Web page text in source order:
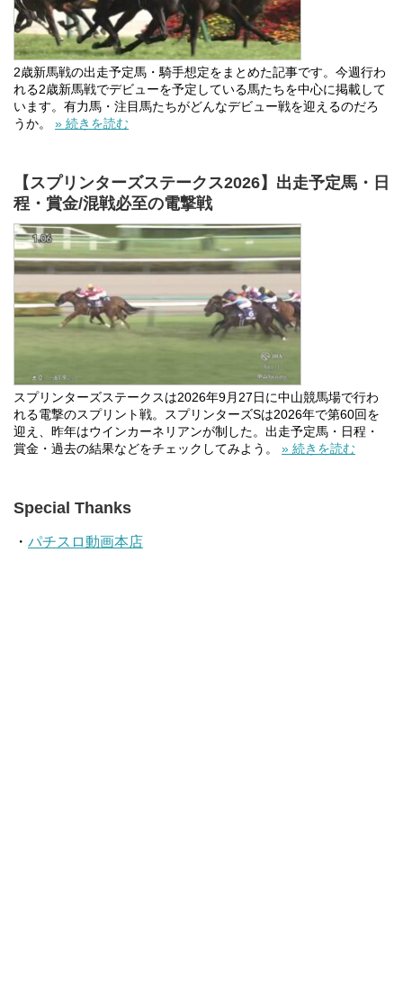
2歳新馬戦の出走予定馬・騎手想定をまとめた記事です。今週行わ
れる2歳新馬戦でデビューを予定している馬たちを中心に掲載して
います。有力馬・注目馬たちがどんなデビュー戦を迎えるのだろ
うか。 » 続きを読む
【スプリンターズステークス2026】出走予定馬・日
程・賞金/混戦必至の電撃戦
スプリンターズステークスは2026年9月27日に中山競馬場で行わ
れる電撃のスプリント戦。スプリンターズSは2026年で第60回を
迎え、昨年はウインカーネリアンが制した。出走予定馬・日程・
賞金・過去の結果などをチェックしてみよう。 » 続きを読む
Special Thanks
・ パチスロ動画本店